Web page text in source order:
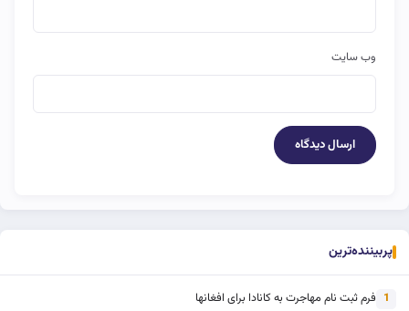
وب‌ سایت
پربیننده‌ترین
1 فرم ثبت نام مهاجرت به کانادا برای افغانها